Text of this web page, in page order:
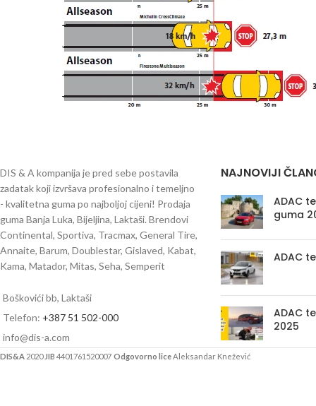
DIS & A kompanija je pred sebe postavila
zadatak koji izvršava profesionalno i temeljno
- kvalitetna guma po najboljoj cijeni! Prodaja
guma Banja Luka, Bijeljina, Laktaši. Brendovi
Continental, Sportiva, Tracmax, General Tire,
Annaite, Barum, Doublestar, Gislaved, Kabat,
Kama, Matador, Mitas, Seha, Semperit
Boškovići bb, Laktaši
Telefon: +387 51 502-000
info@dis-a.com
NAJNOVIJI
ADAC
guma
ADAC
ADAC
2025
DIS&A 2020 JIB 4401761520007 Odgovorno liceAleksandar Knežević